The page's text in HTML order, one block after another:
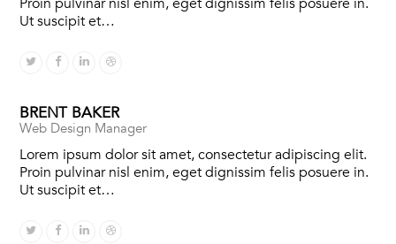
Ut suscipit et…
TwitterFacebook
LinkedinDribbble
BRENT BAKER
Web Design Manager
Lorem ipsum dolor sit amet, consectetur adipiscing elit.
Proin pulvinar nisl enim, eget dignissim felis posuere in.
Ut suscipit et…
TwitterFacebook
LinkedinDribbble